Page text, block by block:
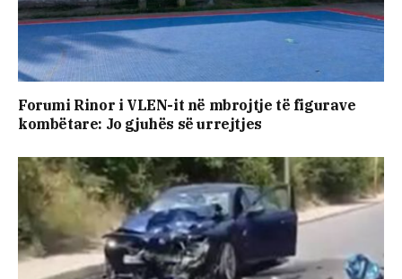
Forumi Rinor i VLEN-it në mbrojtje të figurave
kombëtare: Jo gjuhës së urrejtjes